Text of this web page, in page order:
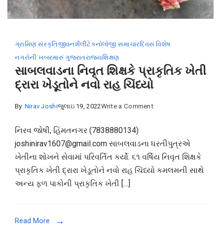
ગ્રામિણ સંસ્કૃતિજીવનશૈલીટેકનોલોજી સમાચારદિવસ વિશેષ
નગરોની ખબરમારું ગુજરાતરાજ્યશિક્ષણ
સાબલવાડના નિવૃત શિક્ષકે પ્રાકૃતિક ખેતી
દ્રારા ખેડૂતોને નવો રાહ ચિંધ્યો
By Nirav Joshiજુલાઇ 19, 2022Write a Commenton
શિક્ષકે
પ્રાકૃતિક
ખેતી
નિરવ જોષી, હિંમતનગર (7838880134)
joshinirav1607@gmail.com સાબલવાડના ધરતીપુત્રએ
ખેતીના શોખને સેવામાં પરિવર્તિત કર્યો. ૬૧ વર્ષિય નિવૃત શિક્ષકે
પ્રાકૃતિક ખેતી દ્રારા ખેડૂતોને નવો રાહ ચિંધ્યો કમલમની સાથે
અન્ય ફળ પાકોની પ્રાકૃતિક ખેતી […]
Read More